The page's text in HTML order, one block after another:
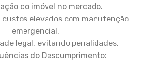
do imóvel no mercado.
custos elevados com manutenção
emergencial.
legal, evitando penalidades.
do Descumprimento: